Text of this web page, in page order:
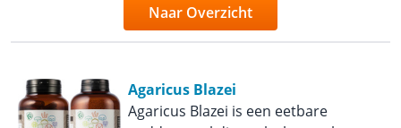
Naar Overzicht
Agaricus Blazei
Agaricus Blazei is een eetbare